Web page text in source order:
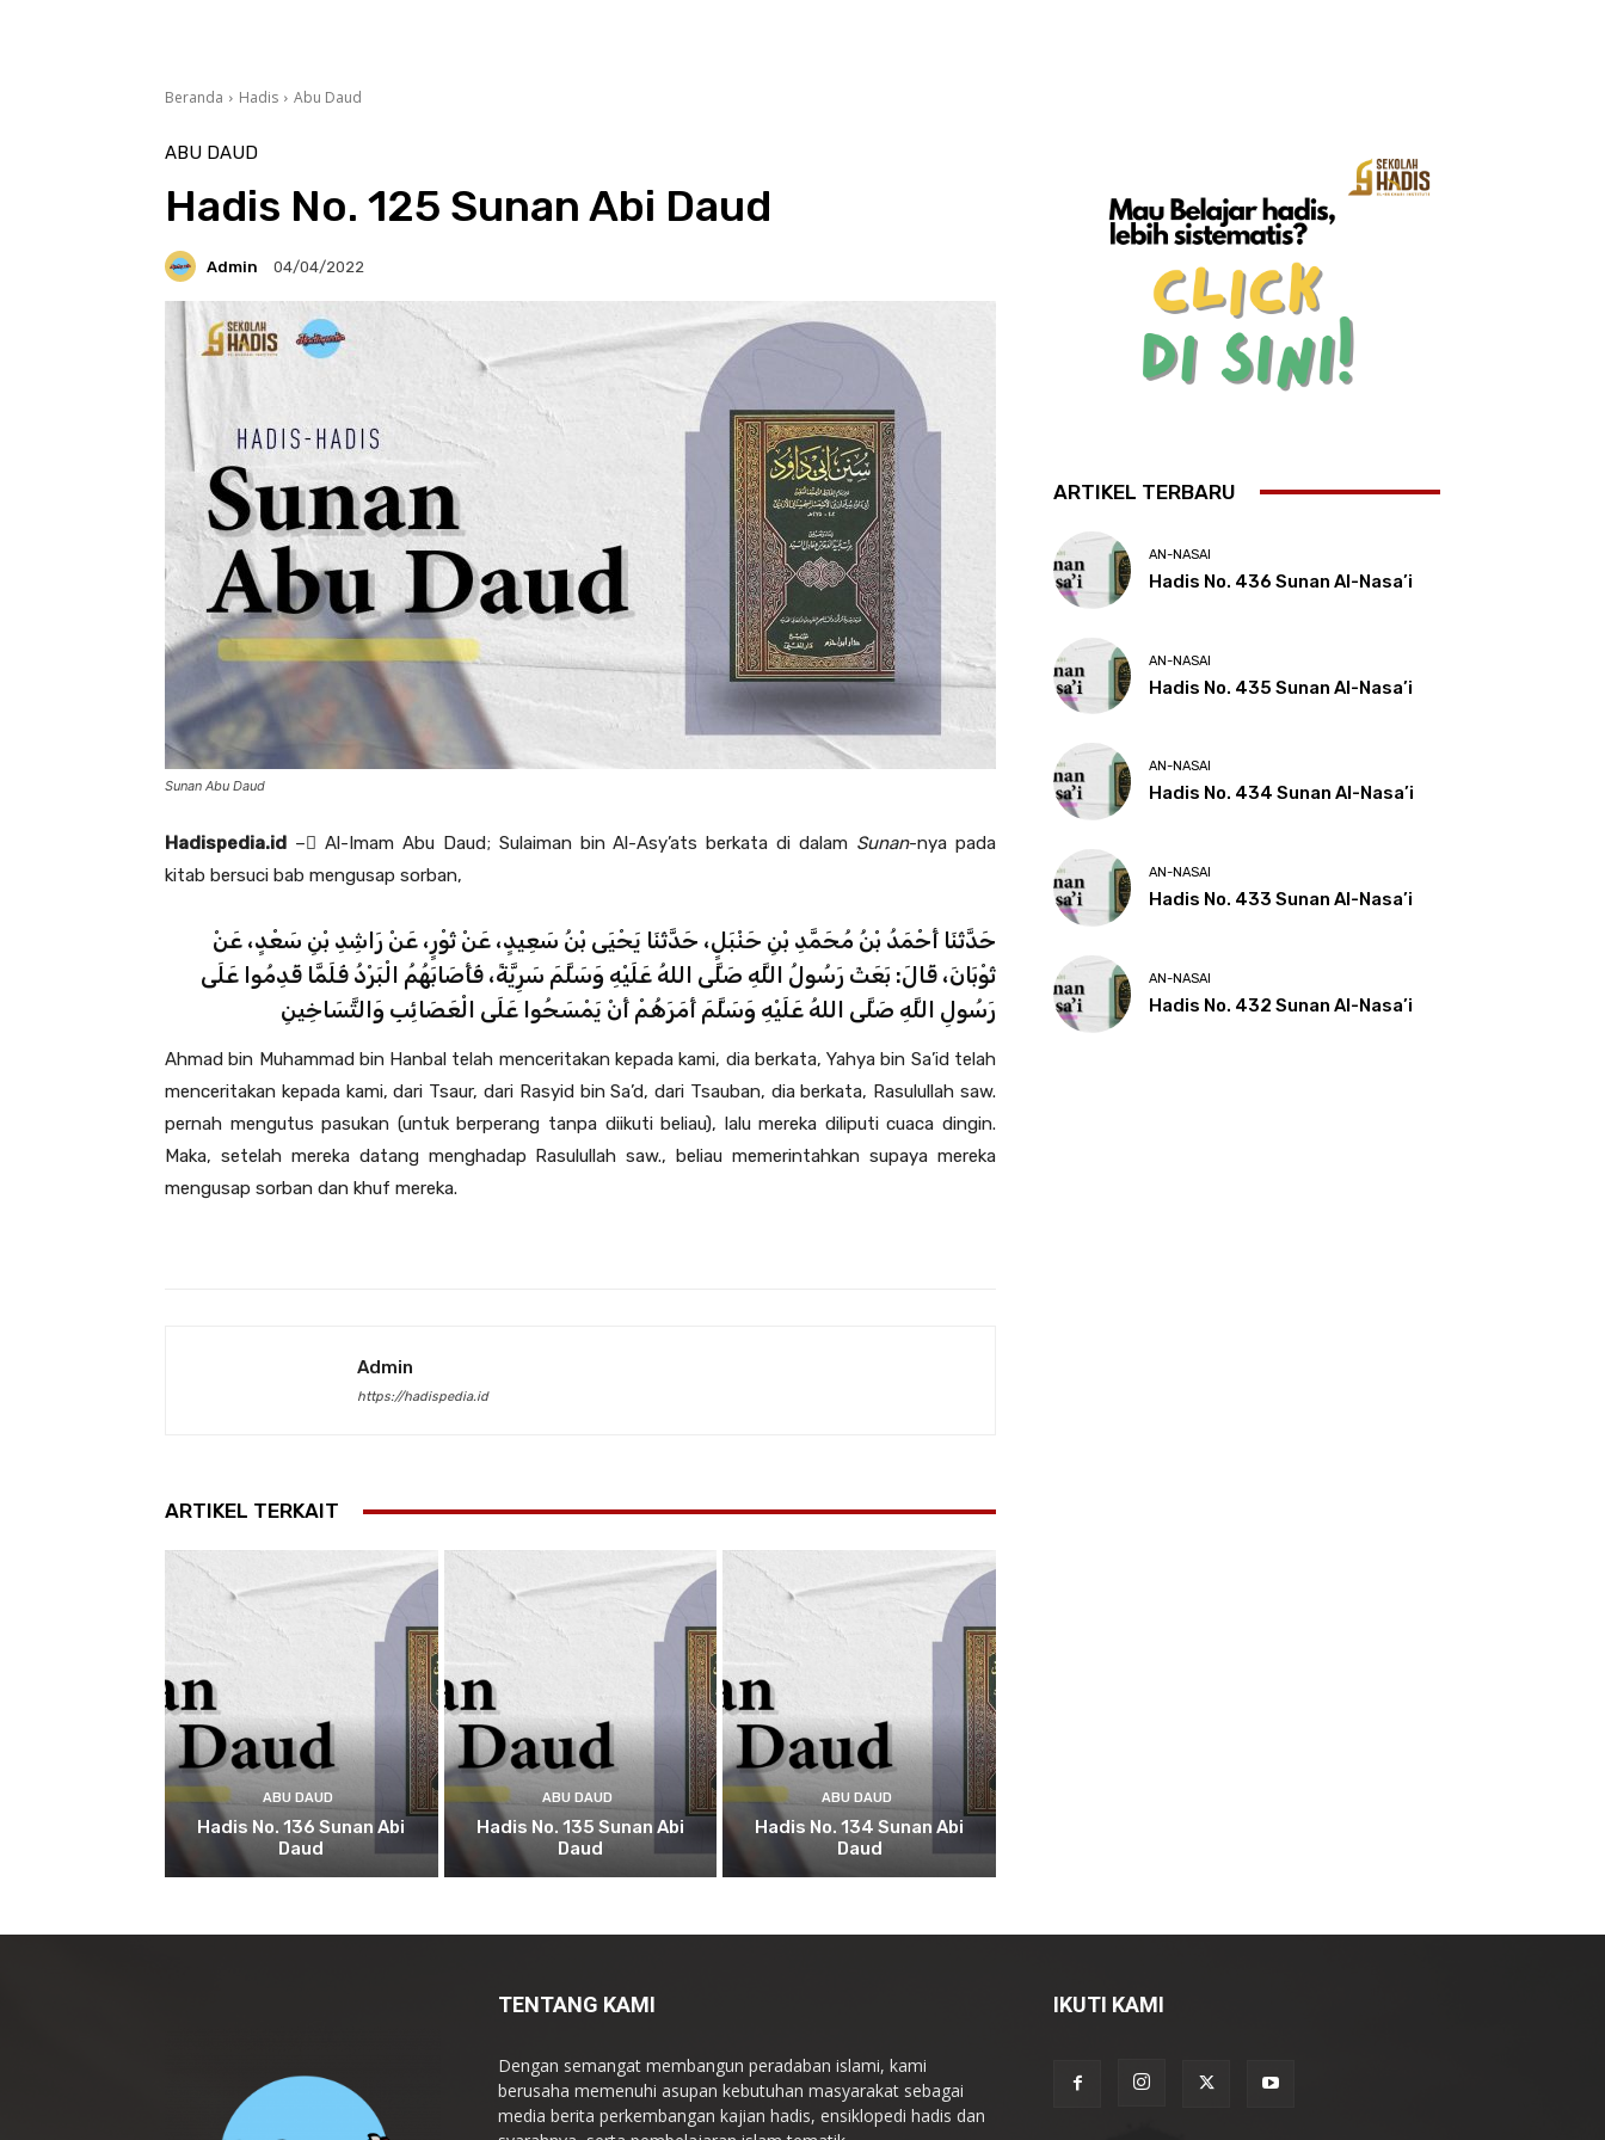
Beranda Hadis Abu Daud
ABU DAUD
Hadis No. 125 Sunan Abi Daud
Admin 04/04/2022
Sunan Abu Daud
Hadispedia.id – ِAl-Imam Abu Daud; Sulaiman bin Al-Asy’ats berkata di dalam Sunan-nya pada
kitab bersuci bab mengusap sorban,
حَدَّثَنَا أَحْمَدُ بْنُ مُحَمَّدِ بْنِ حَنْبَلٍ، حَدَّثَنَا يَحْيَى بْنُ سَعِيدٍ، عَنْ ثَوْرٍ، عَنْ رَاشِدِ بْنِ سَعْدٍ، عَنْ
ثَوْبَانَ، قَالَ: بَعَثَ رَسُولُ اللَّهِ صَلَّى اللهُ عَلَيْهِ وَسَلَّمَ سَرِيَّةً، فَأَصَابَهُمُ الْبَرْدُ فَلَمَّا قَدِمُوا عَلَى
رَسُولِ اللَّهِ صَلَّى اللهُ عَلَيْهِ وَسَلَّمَ أَمَرَهُمْ أَنْ يَمْسَحُوا عَلَى الْعَصَائِبِ وَالتَّسَاخِينِ
Ahmad bin Muhammad bin Hanbal telah menceritakan kepada kami, dia berkata, Yahya bin Sa’id telah
menceritakan kepada kami, dari Tsaur, dari Rasyid bin Sa’d, dari Tsauban, dia berkata, Rasulullah saw.
pernah mengutus pasukan (untuk berperang tanpa diikuti beliau), lalu mereka diliputi cuaca dingin.
Maka, setelah mereka datang menghadap Rasulullah saw., beliau memerintahkan supaya mereka
mengusap sorban dan khuf mereka.
Admin
https://hadispedia.id
ARTIKEL TERKAIT
ABU DAUD
Hadis No. 136 Sunan Abi
Daud
ABU DAUD
Hadis No. 135 Sunan Abi
Daud
ABU DAUD
Hadis No. 134 Sunan Abi
Daud
ARTIKEL TERBARU
AN-NASAI
Hadis No. 436 Sunan Al-Nasa’i
AN-NASAI
Hadis No. 435 Sunan Al-Nasa’i
AN-NASAI
Hadis No. 434 Sunan Al-Nasa’i
AN-NASAI
Hadis No. 433 Sunan Al-Nasa’i
AN-NASAI
Hadis No. 432 Sunan Al-Nasa’i
TENTANG KAMI
Dengan semangat membangun peradaban islami, kami
berusaha memenuhi asupan kebutuhan masyarakat sebagai
media berita perkembangan kajian hadis, ensiklopedi hadis dan
IKUTI KAMI